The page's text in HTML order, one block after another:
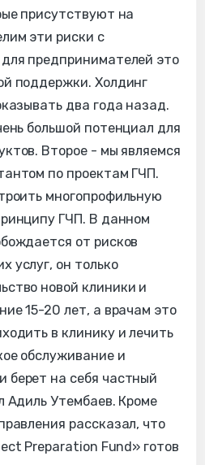
присутствуют на
эти риски с
предпринимателей это
поддержки. Холдинг
два года назад.
большой потенциал для
Второе - мы являемся
по проектам ГЧП.
многопрофильную
ГЧП. В данном
от рисков
услуг, он только
новой клиники и
15-20 лет, а врачам это
в клинику и лечить
обслуживание и
берет на себя частный
Адиль Утембаев. Кроме
рассказал, что
Preparation Fund» готов